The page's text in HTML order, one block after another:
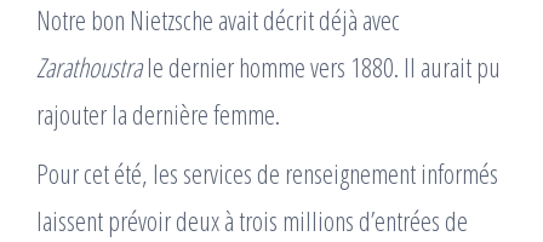
Notre bon Nietzsche avait décrit déjà avec
Zarathoustrale dernier homme vers 1880. Il aurait pu
rajouter la dernière femme.
Pour cet été, les services de renseignement informés
laissent prévoir deux à trois millions d’entrées de